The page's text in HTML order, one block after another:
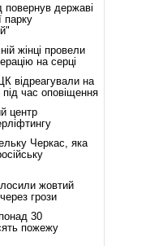
державі
парку
жінці провели
на серці
відреагували на
час оповіщення
центр
Черкас, яка
жовтий
грози
30
пожежу